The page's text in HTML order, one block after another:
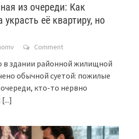
из очереди: Как
украсть её квартиру, но
Comment
в здании районной жилищной
обычной суетой: пожилые
кто-то нервно
[...]